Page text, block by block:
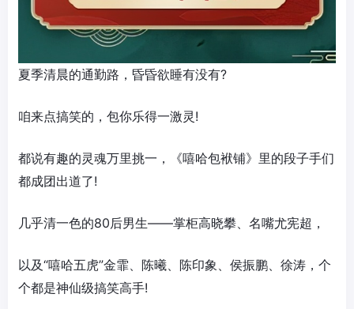
夏季清晨的通勤路，昏昏欲睡有没有?
咱来点搞笑的，包你乐得一激灵!
都说有趣的灵魂万里挑一，《嘻哈包袱铺》里的段子手们
都成团出道了!
几乎清一色的80后男生——掌柜高晓攀、名嘴尤宪超，
以及“嘻哈五虎”金霏、陈曦、陈印象、侯振鹏、徐涛，个
个都是神仙级搞笑高手!